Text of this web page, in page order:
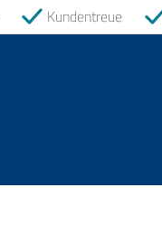
Kundentreue